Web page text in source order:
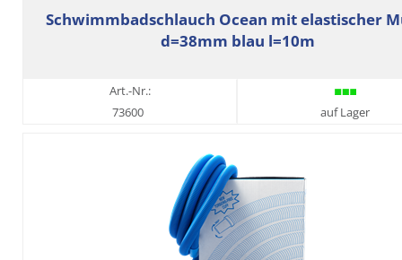
Schwimmbadschlauch Ocean mit elastischer
d=38mm blau l=10m
Art.-Nr.:
73600
auf Lager